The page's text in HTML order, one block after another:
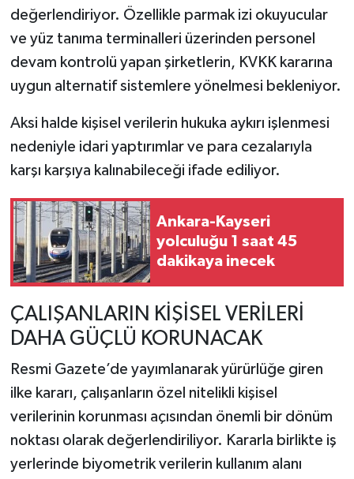
değerlendiriyor. Özellikle parmak izi okuyucular
ve yüz tanıma terminalleri üzerinden personel
devam kontrolü yapan şirketlerin, KVKK kararına
uygun alternatif sistemlere yönelmesi bekleniyor.
Aksi halde kişisel verilerin hukuka aykırı işlenmesi
nedeniyle idari yaptırımlar ve para cezalarıyla
karşı karşıya kalınabileceği ifade ediliyor.
Ankara-Kayseri
yolculuğu 1 saat 45
dakikaya inecek
ÇALIŞANLARIN KİŞİSEL VERİLERİ
DAHA GÜÇLÜ KORUNACAK
Resmi Gazete’de yayımlanarak yürürlüğe giren
ilke kararı, çalışanların özel nitelikli kişisel
verilerinin korunması açısından önemli bir dönüm
noktası olarak değerlendiriliyor. Kararla birlikte iş
yerlerinde biyometrik verilerin kullanım alanı